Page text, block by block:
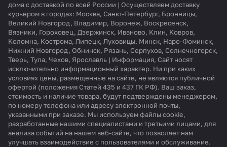
дома с доставкой по всей России | Осуществляем доставку
курьером в городах: Москва, Санкт-Петербург, Бронницы,
Великий Новгород, Владимир, Воронеж, Воскресенск,
Вязники, Гороховец, Дзержинск, Иваново, Клин, Ковров,
Коломна, Кострома, Липецк, Луховицы, Минск, Наро-Фоминск,
Нижний Новгород, Обнинск, Рязань, Серпухов, Солнечногорск,
Тверь, Тула, Чехов, Ярославль | Информация, Сайт носят
исключительно информационный характер. Ни при каких
условиях цены, размещенные на сайте, не являются публичной
офертой (положения Статей 435 и 437 ГК РФ). Ваш заказ,
стоимость и наличие товара, будут подтверждены менеджером,
по номеру телефона или адресу электронной почты,
указанными при заказе. Мы используем файлы cookie,
разработанные нашими специалистами и третьими лицами, для
анализа событий на нашем веб-сайте, что позволяет нам
улучшать взаимодействие с пользователями и обслуживание.